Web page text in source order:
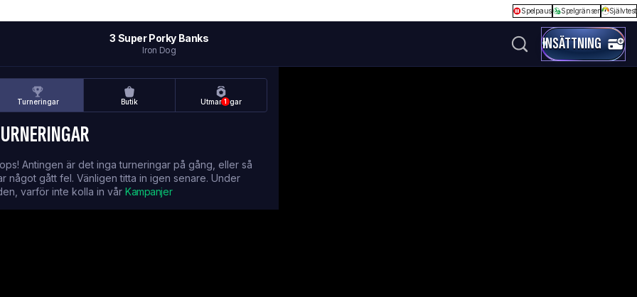
Spelpaus Spelgränser Självtest
3 Super Porky Banks
Iron Dog INSÄTTNING
Turneringar Butik 1
Utmaningar
Antingen är det inga turneringar på gång, eller så
något gått fel. Vänligen titta in igen senare. Under
varför inte kolla in vår Kampanjer